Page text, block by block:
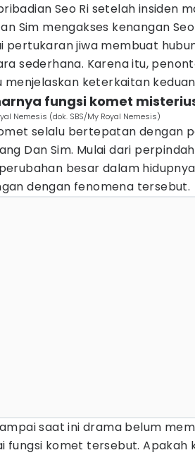
Seo Ri setelah insiden
Sim mengakses kenangan
pertukaran jiwa membuat
sederhana. Karena itu,
keterkaitan
fungsi komet
Nemesis (dok. SBS/My Royal Nemesis)
selalu bertepatan dengan
Dan Sim. Mulai dari
besar dalam
dengan fenomena tersebut.
saat ini drama belum
fungsi komet tersebut. Apakah